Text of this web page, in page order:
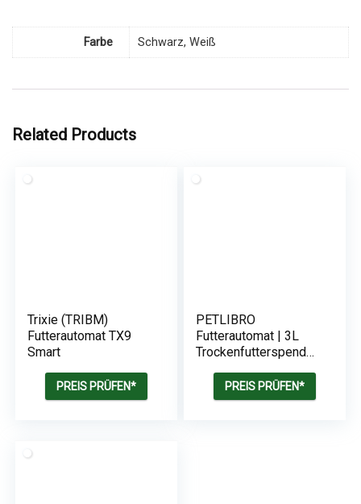
Farbe Schwarz, Weiß
Related Products
Trixie (TRIBM)
Futterautomat TX9
Smart
PREIS PRÜFEN*
PETLIBRO
Futterautomat | 3L
Trockenfutterspender
Edelstahlnapf
PREIS PRÜFEN*